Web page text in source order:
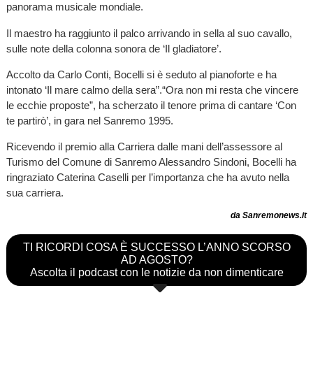
panorama musicale mondiale.
Il maestro ha raggiunto il palco arrivando in sella al suo cavallo,
sulle note della colonna sonora de ‘Il gladiatore’.
Accolto da Carlo Conti, Bocelli si è seduto al pianoforte e ha
intonato ‘Il mare calmo della sera”.“Ora non mi resta che vincere
le ecchie proposte”, ha scherzato il tenore prima di cantare ‘Con
te partirò’, in gara nel Sanremo 1995.
Ricevendo il premio alla Carriera dalle mani dell’assessore al
Turismo del Comune di Sanremo Alessandro Sindoni, Bocelli ha
ringraziato Caterina Caselli per l’importanza che ha avuto nella
sua carriera.
da Sanremonews.it
TI RICORDI COSA È SUCCESSO L’ANNO SCORSO
AD AGOSTO?
Ascolta il podcast con le notizie da non dimenticare